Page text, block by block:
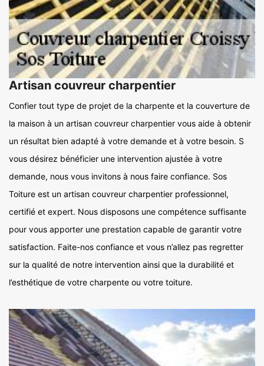
Artisan couvreur charpentier
Confier tout type de projet de la charpente et la couverture de
la maison à un artisan couvreur charpentier vous aide à obtenir
un résultat bien adapté à votre demande et à votre besoin. S
vous désirez bénéficier une intervention ajustée à votre
demande, nous vous invitons à nous faire confiance. Sos
Toiture est un artisan couvreur charpentier professionnel,
certifié et expert. Nous disposons une compétence suffisante
pour vous apporter une prestation capable de garantir votre
satisfaction. Faite-nos confiance et vous n’allez pas regretter
sur la qualité de notre intervention ainsi que la durabilité et
l’esthétique de votre charpente ou votre toiture.